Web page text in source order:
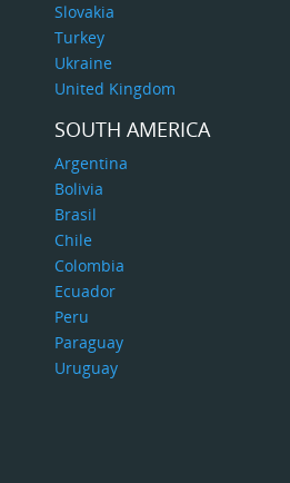
Slovakia
Turkey
Ukraine
United Kingdom
SOUTH AMERICA
Argentina
Bolivia
Brasil
Chile
Colombia
Ecuador
Peru
Paraguay
Uruguay